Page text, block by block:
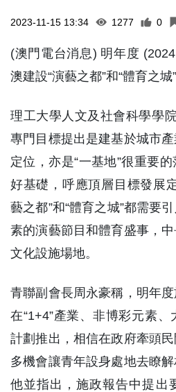
2023-11-15 13:34 1277 0
(澳門電台消息) 明年度
澳建設“演藝之都”和“體育之城”
理工大學人文及社會科學學
專門目標提出是建基於城市
定位，亦是“一基地”很重要
好基礎，呼應頂層目標發展
藝之都”和“體育之城”都需要
素的演藝節目和體育盛事，
文化設施場地。
青聯副會長周永豪稱，明年
在“1+4”產業、非博彩元素
計劃推出，相信在政府牽頭
多機會讓青年設身處地去瞭解
他並指出，施政報告中提出